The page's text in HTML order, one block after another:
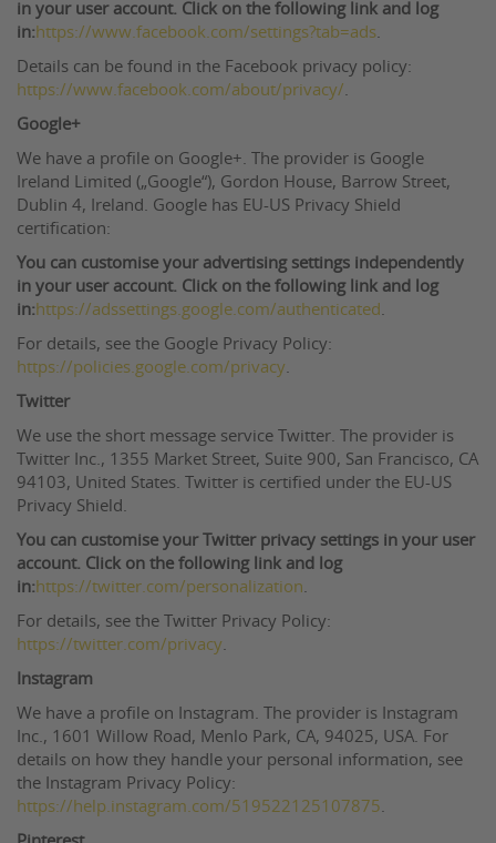
in your user account. Click on the following link and log
in: https://www.facebook.com/settings?tab=ads.
Details can be found in the Facebook privacy policy:
https://www.facebook.com/about/privacy/.
Google+
We have a profile on Google+. The provider is Google
Ireland Limited („Google“), Gordon House, Barrow Street,
Dublin 4, Ireland. Google has EU-US Privacy Shield
certification:
You can customise your advertising settings independently
in your user account. Click on the following link and log
in: https://adssettings.google.com/authenticated .
For details, see the Google Privacy Policy:
https://policies.google.com/privacy.
Twitter
We use the short message service Twitter. The provider is
Twitter Inc., 1355 Market Street, Suite 900, San Francisco, CA
94103, United States. Twitter is certified under the EU-US
Privacy Shield.
You can customise your Twitter privacy settings in your user
account. Click on the following link and log
in: https://twitter.com/personalization.
For details, see the Twitter Privacy Policy:
https://twitter.com/privacy.
Instagram
We have a profile on Instagram. The provider is Instagram
Inc., 1601 Willow Road, Menlo Park, CA, 94025, USA. For
details on how they handle your personal information, see
the Instagram Privacy Policy:
https://help.instagram.com/519522125107875.